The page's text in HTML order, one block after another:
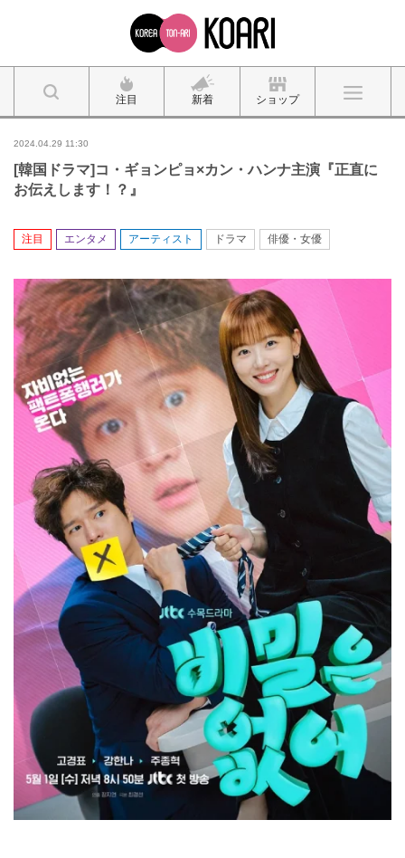
注目 新着 ショップ
2024.04.29 11:30
[韓国ドラマ]コ・ギョンピョ×カン・ハンナ主演『正直に
お伝えします！？』
注目 エンタメ アーティスト ドラマ 俳優・女優